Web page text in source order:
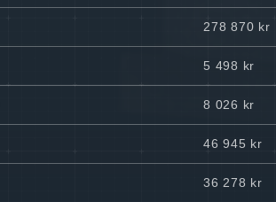
278 870 kr
5 498 kr
8 026 kr
46 945 kr
36 278 kr